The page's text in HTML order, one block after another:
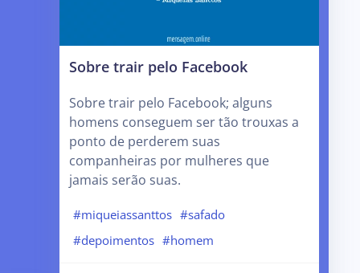
Sobre trair pelo Facebook
Sobre trair pelo Facebook; alguns
homens conseguem ser tão trouxas a
ponto de perderem suas
companheiras por mulheres que
jamais serão suas.
#miqueiassanttos #safado
#depoimentos #homem